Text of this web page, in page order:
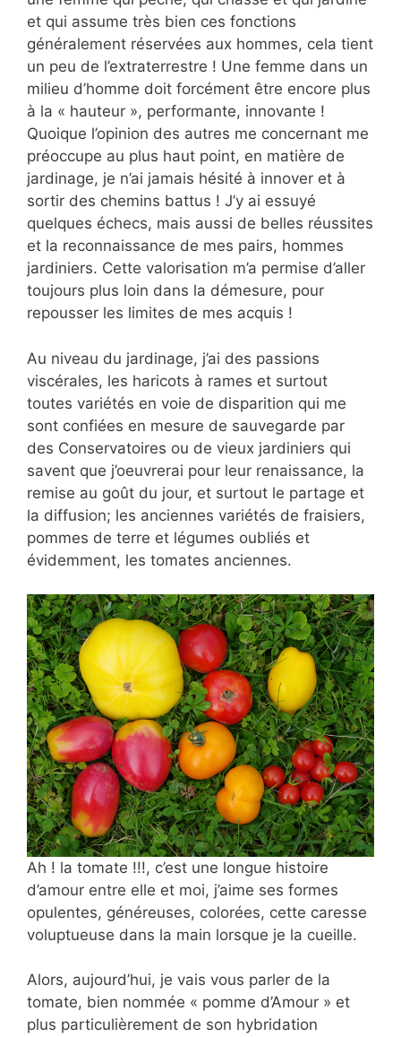
et qui assume très bien ces fonctions
généralement réservées aux hommes, cela tient
un peu de l’extraterrestre ! Une femme dans un
milieu d’homme doit forcément être encore plus
à la « hauteur », performante, innovante !
Quoique l’opinion des autres me concernant me
préoccupe au plus haut point, en matière de
jardinage, je n’ai jamais hésité à innover et à
sortir des chemins battus ! J’y ai essuyé
quelques échecs, mais aussi de belles réussites
et la reconnaissance de mes pairs, hommes
jardiniers. Cette valorisation m’a permise d’aller
toujours plus loin dans la démesure, pour
repousser les limites de mes acquis !
Au niveau du jardinage, j’ai des passions
viscérales, les haricots à rames et surtout
toutes variétés en voie de disparition qui me
sont confiées en mesure de sauvegarde par
des Conservatoires ou de vieux jardiniers qui
savent que j’oeuvrerai pour leur renaissance, la
remise au goût du jour, et surtout le partage et
la diffusion; les anciennes variétés de fraisiers,
pommes de terre et légumes oubliés et
évidemment, les tomates anciennes.
Ah ! la tomate !!!, c’est une longue histoire
d’amour entre elle et moi, j’aime ses formes
opulentes, généreuses, colorées, cette caresse
voluptueuse dans la main lorsque je la cueille.
Alors, aujourd’hui, je vais vous parler de la
tomate, bien nommée « pomme d’Amour » et
plus particulièrement de son hybridation